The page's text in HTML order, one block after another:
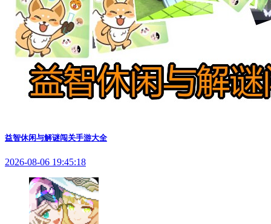
益智休闲与解谜闯关手游大全
2026-08-06 19:45:18